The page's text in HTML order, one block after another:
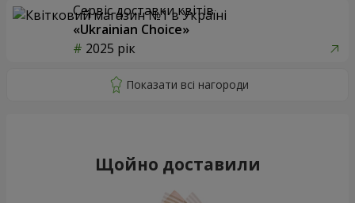
Сервіс доставки квітів
«Ukrainian Choice»
2025 рік
Щойно доставили